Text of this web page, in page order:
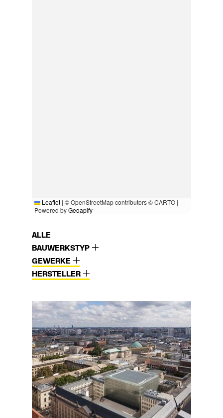
Leaflet | © OpenStreetMap contributors © CARTO |
Powered byGeoapify
ALLE
BAUWERKSTYP
GEWERKE
HERSTELLER